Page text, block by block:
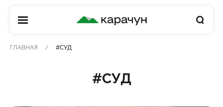
КАРАЧУН
ГЛАВНАЯ #СУД
#СУД